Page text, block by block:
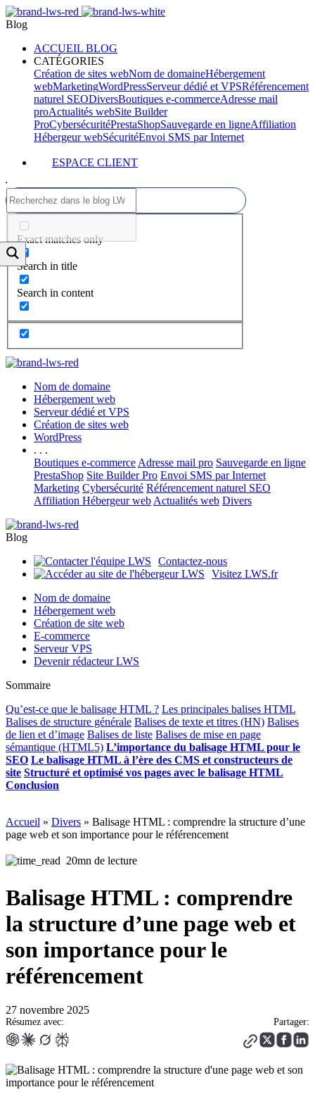
Blog
ACCUEIL BLOG
CATÉGORIES
Création de sites webNom de domaineHébergement
webMarketingWordPressServeur dédié et VPSRéférencement
naturel SEODiversBoutiques e-commerceAdresse mail
proActualités webSite Builder
ProCybersécuritéPrestaShopSauvegarde en ligneAffiliation
Hébergeur webSécuritéEnvoi SMS par Internet
ESPACE CLIENT
Exact matches only
Search in title
Search in content
Nom de domaine
Hébergement web
Serveur dédié et VPS
Création de sites web
WordPress
. . .
Boutiques e-commerce Adresse mail pro Sauvegarde en ligne
PrestaShop Site Builder Pro Envoi SMS par Internet
Marketing Cybersécurité Référencement naturel SEO
Affiliation Hébergeur web Actualités web Divers
Blog
Contactez-nous
Visitez LWS.fr
Nom de domaine
Hébergement web
Création de site web
E-commerce
Serveur VPS
Devenir rédacteur LWS
Sommaire
Qu’est-ce que le balisage HTML ? Les principales balises HTML
Balises de structure générale Balises de texte et titres (HN) Balises
de lien et d’image Balises de liste Balises de mise en page
sémantique (HTML5) L’importance du balisage HTML pour le
SEO Le balisage HTML à l’ère des CMS et constructeurs de
site Structuré et optimisé vos pages avec le balisage HTML
Conclusion
Accueil » Divers » Balisage HTML : comprendre la structure d’une
page web et son importance pour le référencement
20mn de lecture
Balisage HTML : comprendre
la structure d’une page web et
son importance pour le
référencement
27 novembre 2025
Résumez avec: Partager: